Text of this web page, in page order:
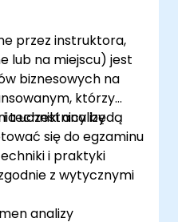
przez instruktora,
lub na miejscu) jest
biznesowych na
którzy
techniki analizy
się do egzaminu
uczestnicy będą
i praktyki
z wytycznymi
analizy